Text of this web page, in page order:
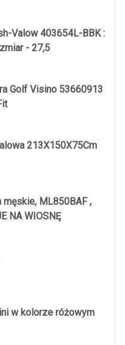
Valow 403654L-BBK :
- 27,5
Golf Visino 53660913
213X150X75Cm
męskie, ML850BAF ,
NA WIOSNĘ
w kolorze różowym